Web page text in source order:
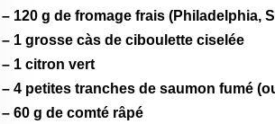
– 120 g de fromage frais (Philadelphia,
– 1 grosse càs de ciboulette ciselée
– 1 citron vert
– 4 petites tranches de saumon fumé
– 60 g de comté râpé